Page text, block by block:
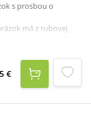
s prosbou o
má z rubovej
po 100 ks, cena
cm.
€